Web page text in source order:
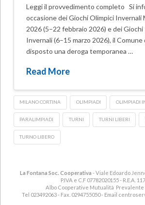
Leggi il provvedimento completo Si
occasione dei Giochi Olimpici Invernali
2026 (5–22 febbraio 2026) e dei Giochi
Invernali (6–15 marzo 2026), il Comune
disposto una deroga temporanea …
Read More
MILANO CORTINA OLIMPIADI OLIMPIADI
PARALIMPIADI TURNI TURNI LIBERI
TURNO LIBERO
La Fontana Soc. Cooperativa - Viale Edoardo
P.IVA e C.F 07782020155 - R.E.A.
Albo Cooperative Mutualità Prevalente
Tel 023492063 - Fax. 0294755050 - Email